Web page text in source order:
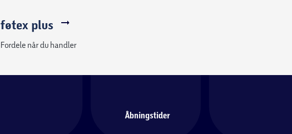
føtex plus
Fordele når du handler
Åbningstider